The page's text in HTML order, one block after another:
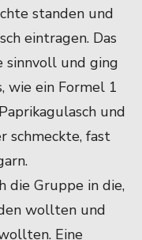
standen und
eintragen. Das
sinnvoll und ging
wie ein Formel 1
und
schmeckte, fast
die Gruppe in die,
wollten und
Eine